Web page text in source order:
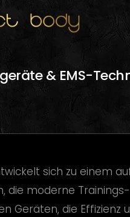
& EMS-
sich zu einem
die moderne
Geräten, die Effizienz